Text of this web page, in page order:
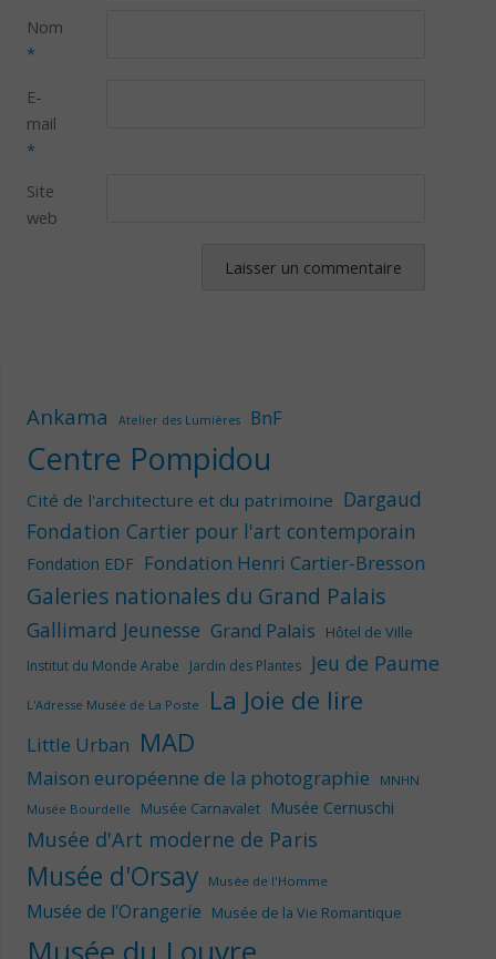
Nom
*
E-
mail
*
Site
web
Ankama Atelier des Lumières BnF
Centre Pompidou
Cité de l'architecture et du patrimoine Dargaud
Fondation Cartier pour l'art contemporain
Fondation EDF Fondation Henri Cartier-Bresson
Galeries nationales du Grand Palais
Gallimard Jeunesse Grand Palais Hôtel de Ville
Institut du Monde Arabe Jardin des Plantes Jeu de Paume
L'Adresse Musée de La Poste La Joie de lire
Little Urban MAD
Maison européenne de la photographie
MNHN
Musée Bourdelle
Musée Carnavalet Musée Cernuschi
Musée d'Art moderne de Paris
Musée d'Orsay Musée de l'Homme
Musée de l'Orangerie Musée de la Vie Romantique
Musée du Louvre